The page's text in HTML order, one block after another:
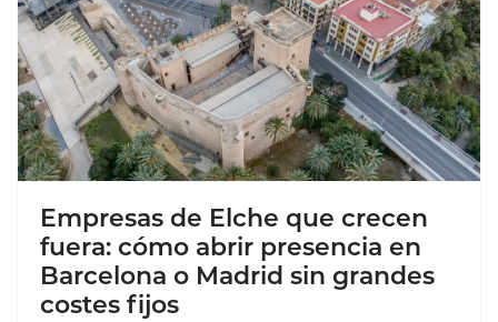
Empresas de Elche que crecen
fuera: cómo abrir presencia en
Barcelona o Madrid sin grandes
costes fijos